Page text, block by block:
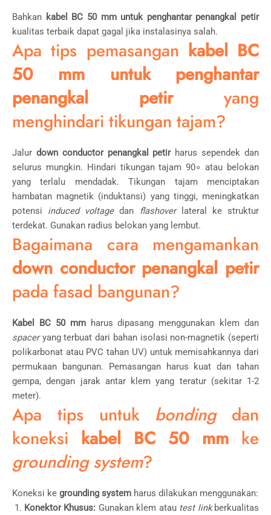
Bahkan kabel BC 50 mm untuk penghantar penangkal petir
kualitas terbaik dapat gagal jika instalasinya salah.
Apa tips pemasangan kabel BC
50 mm untuk penghantar
penangkal petiryang
menghindari tikungan tajam?
Jalur down conductor penangkal petirharus sependek dan
selurus mungkin. Hindari tikungan tajam90∘ atau belokan
yang terlalu mendadak. Tikungan tajam menciptakan
hambatan magnetik (induktansi) yang tinggi, meningkatkan
potensi induced voltagedan flashoverlateral ke struktur
terdekat. Gunakan radius belokan yang lembut.
Bagaimana cara mengamankan
down conductor penangkal petir
pada fasad bangunan?
Kabel BC 50 mmharus dipasang menggunakan klem dan
spaceryang terbuat dari bahan isolasi non-magnetik (seperti
polikarbonat atau PVC tahan UV) untuk memisahkannya dari
permukaan bangunan. Pemasangan harus kuat dan tahan
gempa, dengan jarak antar klem yang teratur (sekitar 1-2
meter).
Apa tips untuk bondingdan
koneksi kabel BC 50 mm ke
grounding system?
Koneksi ke grounding system harus dilakukan menggunakan:
Konektor Khusus: Gunakan klem atau test linkberkualitas